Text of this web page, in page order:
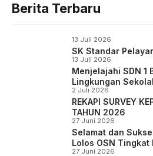
Berita Terbaru
13 Juli 2026
SK Standar
13 Juli 2026
Menjelajahi SDN 1
Lingkungan
2 Juli 2026
REKAPI SURVEY
TAHUN 2026
27 Juni 2026
Selamat dan
Lolos OSN
27 Juni 2026